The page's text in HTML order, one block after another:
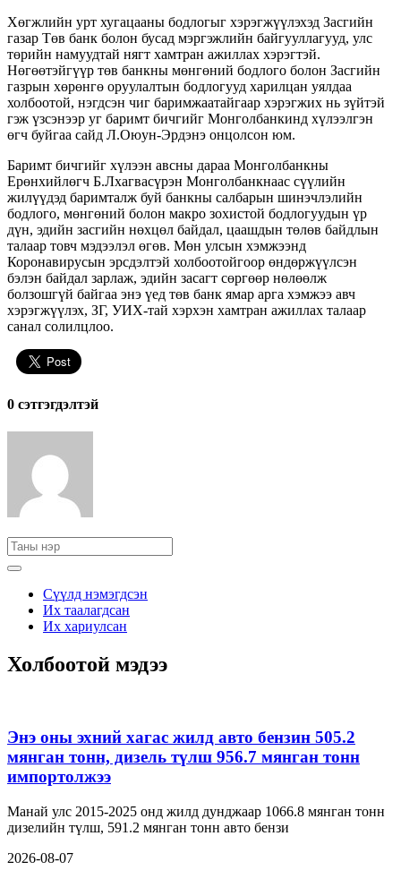
Хөгжлийн урт хугацааны бодлогыг хэрэгжүүлэхэд Засгийн
газар Төв банк болон бусад мэргэжлийн байгууллагууд, улс
төрийн намуудтай нягт хамтран ажиллах хэрэгтэй.
Нөгөөтэйгүүр төв банкны мөнгөний бодлого болон Засгийн
газрын хөрөнгө оруулалтын бодлогууд харилцан уялдаа
холбоотой, нэгдсэн чиг баримжаатайгаар хэрэгжих нь зүйтэй
гэж үзсэнээр уг баримт бичгийг Монголбанкинд хүлээлгэн
өгч буйгаа сайд Л.Оюун-Эрдэнэ онцолсон юм.
Баримт бичгийг хүлээн авсны дараа Монголбанкны
Ерөнхийлөгч Б.Лхагвасүрэн Монголбанкнаас сүүлийн
жилүүдэд баримталж буй банкны салбарын шинэчлэлийн
бодлого, мөнгөний болон макро зохистой бодлогуудын үр
дүн, эдийн засгийн нөхцөл байдал, цаашдын төлөв байдлын
талаар товч мэдээлэл өгөв. Мөн улсын хэмжээнд
Коронавирусын эрсдэлтэй холбоотойгоор өндөржүүлсэн
бэлэн байдал зарлаж, эдийн засагт сөргөөр нөлөөлж
болзошгүй байгаа энэ үед төв банк ямар арга хэмжээ авч
хэрэгжүүлэх, ЗГ, УИХ-тай хэрхэн хамтран ажиллах талаар
санал солилцлоо.
0 cэтгэгдэлтэй
Сүүлд нэмэгдсэн
Их таалагдсан
Их хариулсан
Холбоотой мэдээ
Энэ оны эхний хагас жилд авто бензин 505.2
мянган тонн, дизель түлш 956.7 мянган тонн
импортолжээ
Манай улс 2015-2025 онд жилд дунджаар 1066.8 мянган тонн
дизелийн түлш, 591.2 мянган тонн авто бензи
2026-08-07